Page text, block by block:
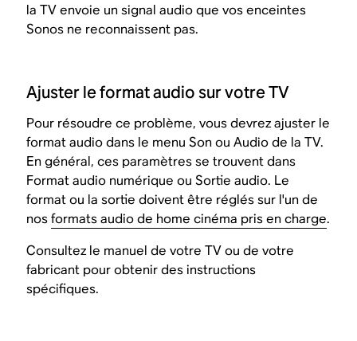
la TV envoie un signal audio que vos enceintes
Sonos ne reconnaissent pas.
Ajuster le format audio sur votre TV
Pour résoudre ce problème, vous devrez ajuster le
format audio dans le menuSonouAudiode la TV.
En général, ces paramètres se trouvent dans
Format audio numérique ouSortie audio. Le
format ou la sortie doivent être réglés sur l'un de
nosformats audio de home cinéma pris en charge.
Consultez le manuel de votre TV ou de votre
fabricant pour obtenir des instructions
spécifiques.